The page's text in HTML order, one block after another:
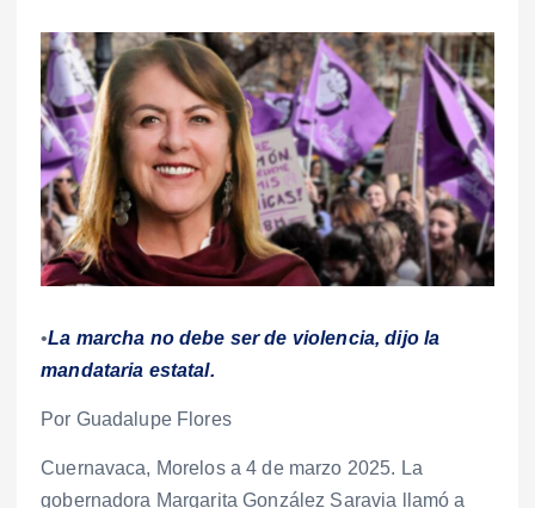
•La marcha no debe ser de violencia, dijo la
mandataria estatal.
Por Guadalupe Flores
Cuernavaca, Morelos a 4 de marzo 2025. La
gobernadora Margarita González Saravia llamó a